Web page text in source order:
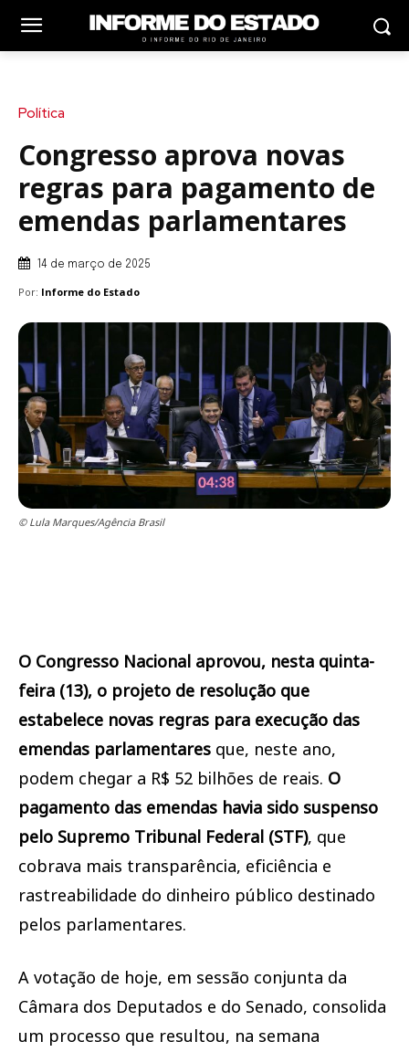
Política
Congresso aprova novas
regras para pagamento de
emendas parlamentares
14 de março de 2025
Por: Informe do Estado
© Lula Marques/Agência Brasil
O Congresso Nacional aprovou, nesta quinta-
feira (13), o projeto de resolução que
estabelece novas regras para execução das
emendas parlamentares que, neste ano,
podem chegar a R$ 52 bilhões de reais. O
pagamento das emendas havia sido suspenso
pelo Supremo Tribunal Federal (STF), que
cobrava mais transparência, eficiência e
rastreabilidade do dinheiro público destinado
pelos parlamentares.
A votação de hoje, em sessão conjunta da
Câmara dos Deputados e do Senado, consolida
um processo que resultou, na semana